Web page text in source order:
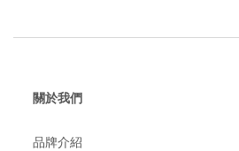
關於我們
品牌介紹